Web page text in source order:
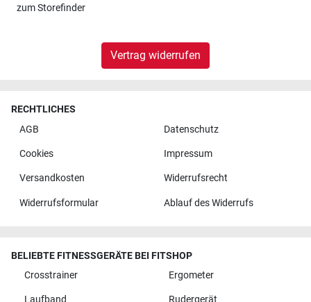
zumStorefinder
Vertrag widerrufen
RECHTLICHES
AGB
Datenschutz
Cookies Impressum
Versandkosten Widerrufsrecht
Widerrufsformular Ablauf des Widerrufs
BELIEBTE FITNESSGERÄTE BEI FITSHOP
Crosstrainer
Ergometer